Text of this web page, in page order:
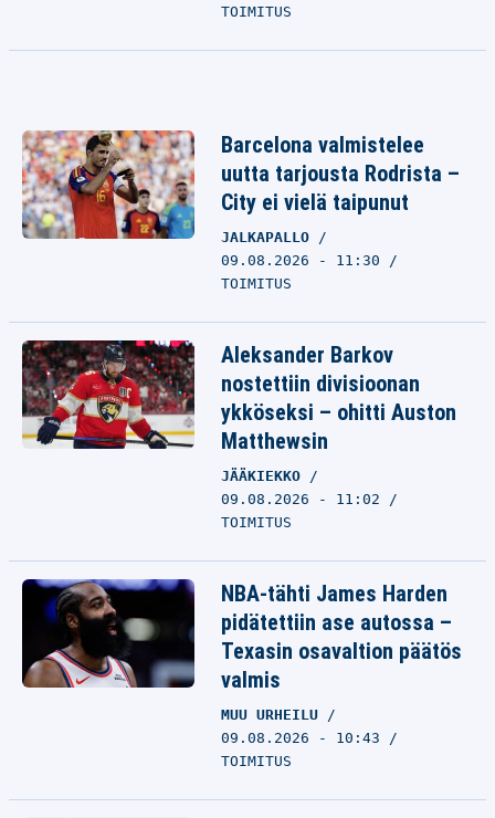
TOIMITUS
Barcelona valmistelee
uutta tarjousta Rodrista –
City ei vielä taipunut
JALKAPALLO
09.08.2026 - 11:30
TOIMITUS
Aleksander Barkov
nostettiin divisioonan
ykköseksi – ohitti Auston
Matthewsin
JÄÄKIEKKO
09.08.2026 - 11:02
TOIMITUS
NBA-tähti James Harden
pidätettiin ase autossa –
Texasin osavaltion päätös
valmis
MUU URHEILU
09.08.2026 - 10:43
TOIMITUS